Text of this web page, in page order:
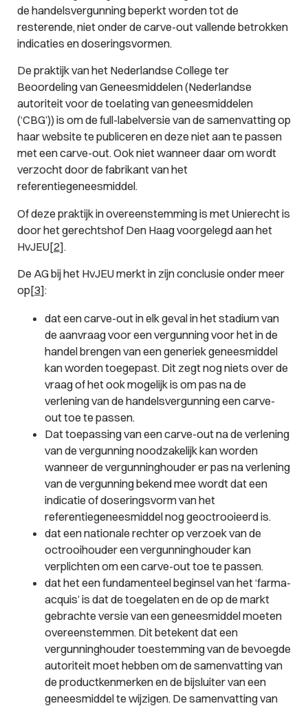
de handelsvergunning beperkt worden tot de
resterende, niet onder de carve-out vallende betrokken
indicaties en doseringsvormen.
De praktijk van het Nederlandse College ter
Beoordeling van Geneesmiddelen (Nederlandse
autoriteit voor de toelating van geneesmiddelen
(‘CBG’)) is om de full-labelversie van de samenvatting op
haar website te publiceren en deze niet aan te passen
met een carve-out. Ook niet wanneer daar om wordt
verzocht door de fabrikant van het
referentiegeneesmiddel.
Of deze praktijk in overeenstemming is met Unierecht is
door het gerechtshof Den Haag voorgelegd aan het
HvJEU[2].
De AG bij het HvJEU merkt in zijn conclusie onder meer
op[3]:
dat een carve-out in elk geval in het stadium van
de aanvraag voor een vergunning voor het in de
handel brengen van een generiek geneesmiddel
kan worden toegepast. Dit zegt nog niets over de
vraag of het ook mogelijk is om pas na de
verlening van de handelsvergunning een carve-
out toe te passen.
Dat toepassing van een carve-out na de verlening
van de vergunning noodzakelijk kan worden
wanneer de vergunninghouder er pas na verlening
van de vergunning bekend mee wordt dat een
indicatie of doseringsvorm van het
referentiegeneesmiddel nog geoctrooieerd is.
dat een nationale rechter op verzoek van de
octrooihouder een vergunninghouder kan
verplichten om een carve-out toe te passen.
dat het een fundamenteel beginsel van het ‘farma-
acquis’ is dat de toegelaten en de op de markt
gebrachte versie van een geneesmiddel moeten
overeenstemmen. Dit betekent dat een
vergunninghouder toestemming van de bevoegde
autoriteit moet hebben om de samenvatting van
de productkenmerken en de bijsluiter van een
geneesmiddel te wijzigen. De samenvatting van